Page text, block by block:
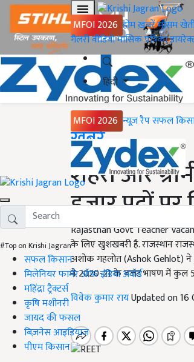
MFOI 2026 होमख़बरेंमौसम
गैलरीवीडियोमासिक पत्रिका
हिंदी
MFOI 2026 न्यूज़ रैपसफल
#Top on Krishi Jagran
सफल किसान
मिलेनियर फार्मर ऑफ इंडिया अवॉर्ड
महिंद्रा ट्रैक्टर्स
कृषि मशीनरी
जायद की फसल
बिज़नेस आइडियाज
पीएम किसान
Home
ख़बरें
शहरी और
हजार पदों पर
Rajasthan Govt Teacher
के लिए खुशखबरी है. राजस्थान
अशोक गहलोत (Ashok Gehlot) ने
ने 2020-21 के बजट भाषण में कुल 53
विवेक कुमार रायUpdated on 16